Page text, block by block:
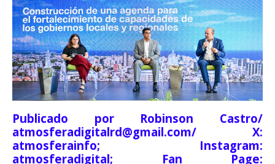
Publicado por Robinson Castro/
atmosferadigitalrd@gmail.com/ X:
atmosferainfo; Instagram:
atmosferadigital; Fan Page: